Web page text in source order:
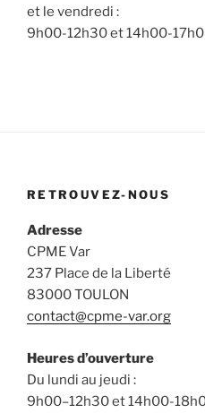
et le vendredi :
9h00-12h30 et 14h00-
RETROUVEZ-NOUS
Adresse
CPME Var
237 Place de la Liberté
83000 TOULON
contact@cpme-var.org
Heures d’ouverture
Du lundi au jeudi :
9h00–12h30 et 14h00-